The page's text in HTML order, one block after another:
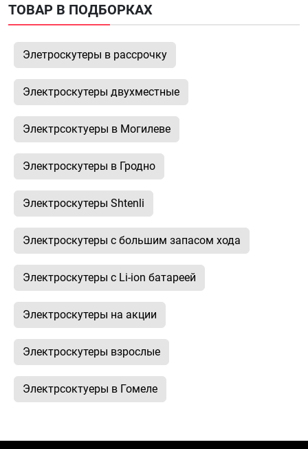
ТОВАР В ПОДБОРКАХ
Элетроскутеры в рассрочку
Электроскутеры двухместные
Электрсоктуеры в Могилеве
Электроскутеры в Гродно
Электроскутеры Shtenli
Электроскутеры с большим запасом хода
Электроскутеры с Li-ion батареей
Электроскутеры на акции
Электроскутеры взрослые
Электрсоктуеры в Гомеле